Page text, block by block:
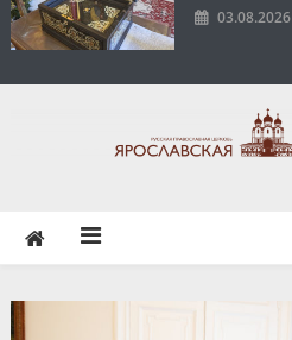
03.08.2026